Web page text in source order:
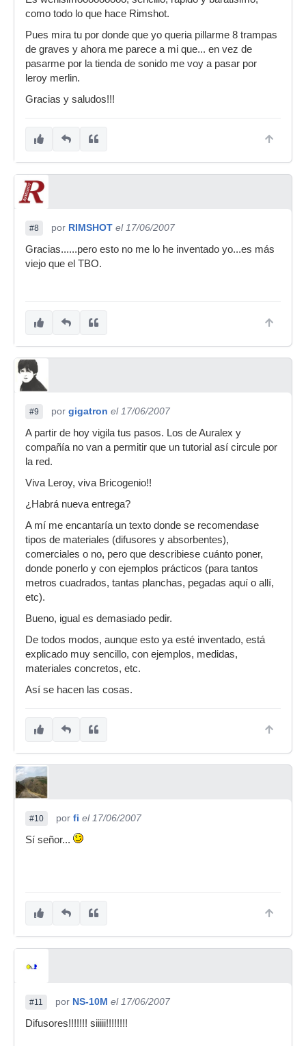
como todo lo que hace Rimshot.
Pues mira tu por donde que yo queria pillarme 8 trampas
de graves y ahora me parece a mi que... en vez de
pasarme por la tienda de sonido me voy a pasar por
leroy merlin.
Gracias y saludos!!!
#8 por RIMSHOT el 17/06/2007
Gracias......pero esto no me lo he inventado yo...es más
viejo que el TBO.
#9 por gigatron el 17/06/2007
A partir de hoy vigila tus pasos. Los de Auralex y
compañía no van a permitir que un tutorial así circule por
la red.
Viva Leroy, viva Bricogenio!!
¿Habrá nueva entrega?
A mí me encantaría un texto donde se recomendase
tipos de materiales (difusores y absorbentes),
comerciales o no, pero que describiese cuánto poner,
donde ponerlo y con ejemplos prácticos (para tantos
metros cuadrados, tantas planchas, pegadas aquí o allí,
etc).
Bueno, igual es demasiado pedir.
De todos modos, aunque esto ya esté inventado, está
explicado muy sencillo, con ejemplos, medidas,
materiales concretos, etc.
Así se hacen las cosas.
#10 por fi el 17/06/2007
Sí señor...
#11 por NS-10M el 17/06/2007
Difusores!!!!!!! siiiii!!!!!!!!